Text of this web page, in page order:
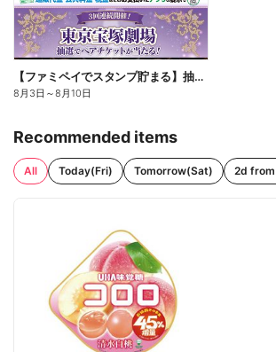
【ファミペイでスタンプ貯まる】抽選でペアチケットが当たる!
8月3日 ～8月10日
Recommended items
All Today(Fri) Tomorrow(Sat) 2d